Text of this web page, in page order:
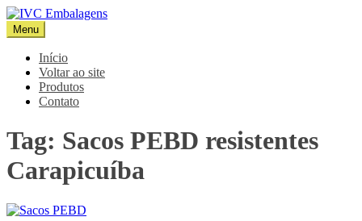
Pular
para
o
conteúdo
IVC Embalagens
Blog IVC
Menu
Início
Voltar ao site
Produtos
Contato
Tag: Sacos PEBD resistentes
Carapicuíba